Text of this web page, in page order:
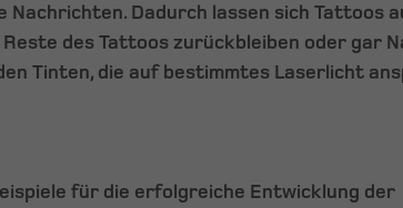
Nachrichten. Dadurch lassen sich Tattoos
des Tattoos zurückbleiben oder gar
Tinten, die auf bestimmtes Laserlicht
für die erfolgreiche Entwicklung der